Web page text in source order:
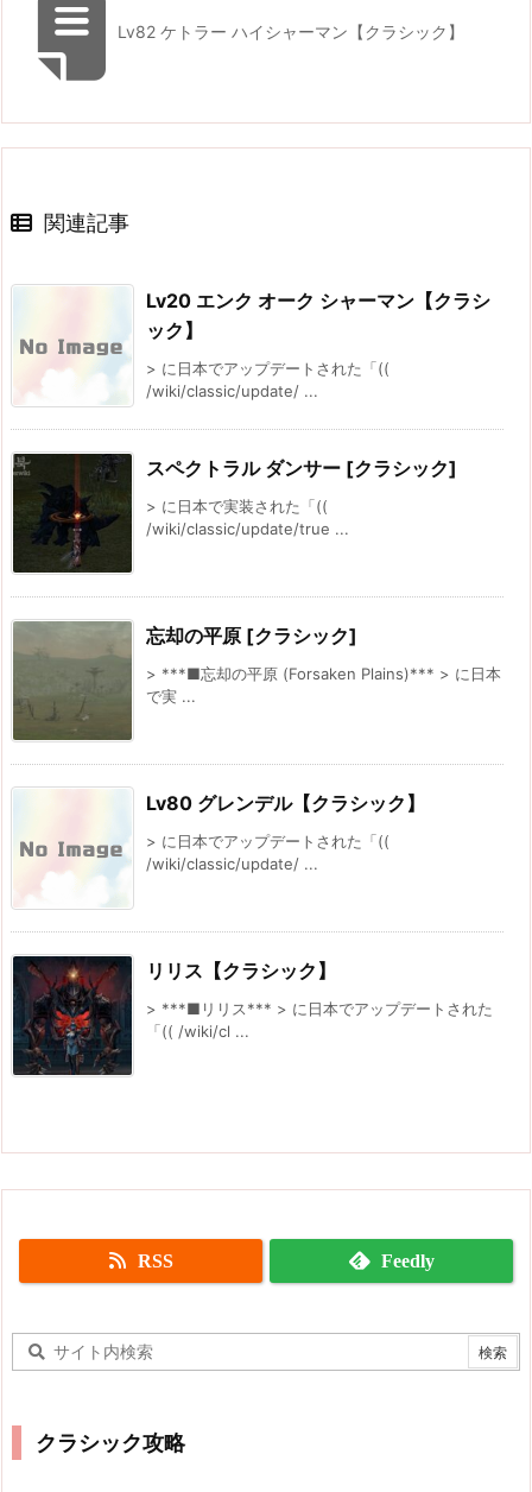
Lv82 ケトラー ハイシャーマン【クラシック】
関連記事
Lv20 エンク オーク シャーマン【クラシ
ック】
> に日本でアップデートされた「((
/wiki/classic/update/ ...
スペクトラル ダンサー [クラシック]
> に日本で実装された「((
/wiki/classic/update/true ...
忘却の平原 [クラシック]
> ***■忘却の平原 (Forsaken Plains)*** > に日本
で実 ...
Lv80 グレンデル【クラシック】
> に日本でアップデートされた「((
/wiki/classic/update/ ...
リリス【クラシック】
> ***■リリス*** > に日本でアップデートされた
「(( /wiki/cl ...
RSS Feedly
クラシック攻略